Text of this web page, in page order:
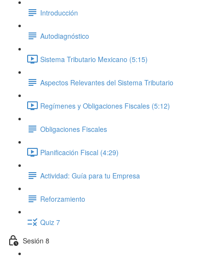
Introducción
Autodiagnóstico
Sistema Tributario Mexicano (5:15)
Aspectos Relevantes del Sistema Tributario
Regímenes y Obligaciones Fiscales (5:12)
Obligaciones Fiscales
Planificación Fiscal (4:29)
Actividad: Guía para tu Empresa
Reforzamiento
Quiz 7
Sesión 8